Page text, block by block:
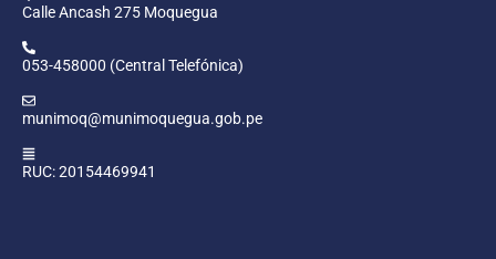
Calle Ancash 275 Moquegua
053-458000 (Central Telefónica)
munimoq@munimoquegua.gob.pe
RUC: 20154469941